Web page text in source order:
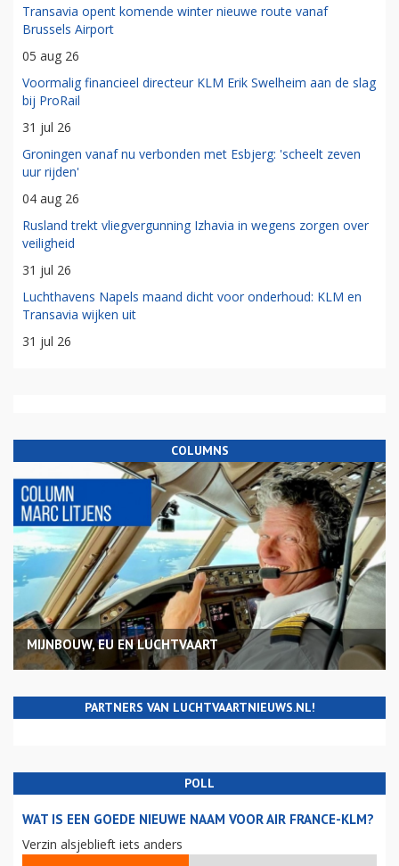
Transavia opent komende winter nieuwe route vanaf
Brussels Airport
05 aug 26
Voormalig financieel directeur KLM Erik Swelheim aan de slag
bij ProRail
31 jul 26
Groningen vanaf nu verbonden met Esbjerg: 'scheelt zeven
uur rijden'
04 aug 26
Rusland trekt vliegvergunning Izhavia in wegens zorgen over
veiligheid
31 jul 26
Luchthavens Napels maand dicht voor onderhoud: KLM en
Transavia wijken uit
31 jul 26
COLUMNS
MIJNBOUW, EU EN LUCHTVAART
PARTNERS VAN LUCHTVAARTNIEUWS.NL!
POLL
WAT IS EEN GOEDE NIEUWE NAAM VOOR AIR FRANCE-KLM?
Verzin alsjeblieft iets anders